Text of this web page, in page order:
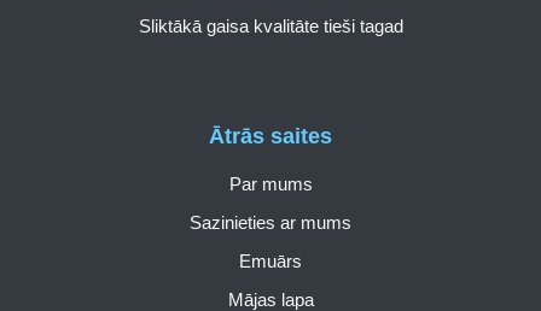
Ātrās saites
Par mums
Sazinieties ar mums
Emuārs
Mājas lapa
Sliktākā gaisa kvalitāte tieši tagad